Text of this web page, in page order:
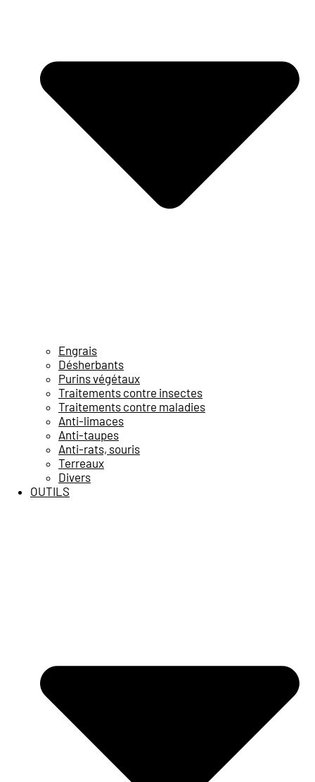
Engrais
Désherbants
Purins végétaux
Traitements contre insectes
Traitements contre maladies
Anti-limaces
Anti-taupes
Anti-rats, souris
Terreaux
Divers
OUTILS